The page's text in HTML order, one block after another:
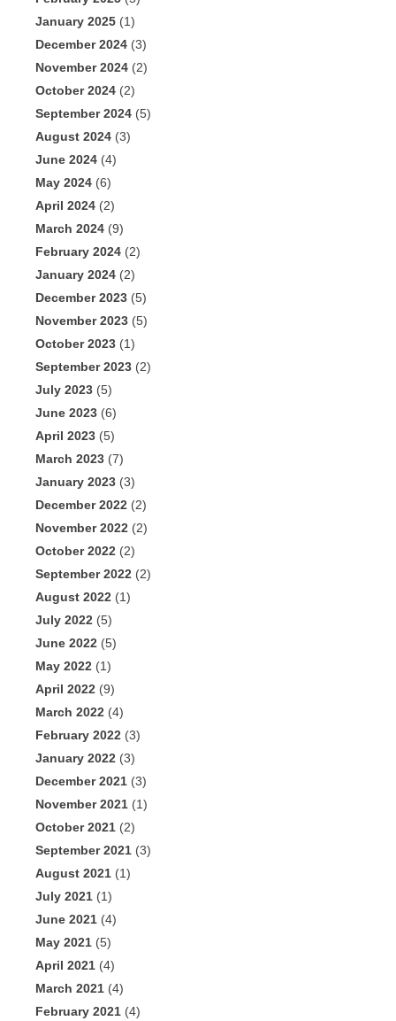
January 2025 (1)
December 2024 (3)
November 2024 (2)
October 2024 (2)
September 2024 (5)
August 2024 (3)
June 2024 (4)
May 2024 (6)
April 2024 (2)
March 2024 (9)
February 2024 (2)
January 2024 (2)
December 2023 (5)
November 2023 (5)
October 2023 (1)
September 2023 (2)
July 2023 (5)
June 2023 (6)
April 2023 (5)
March 2023 (7)
January 2023 (3)
December 2022 (2)
November 2022 (2)
October 2022 (2)
September 2022 (2)
August 2022 (1)
July 2022 (5)
June 2022 (5)
May 2022 (1)
April 2022 (9)
March 2022 (4)
February 2022 (3)
January 2022 (3)
December 2021 (3)
November 2021 (1)
October 2021 (2)
September 2021 (3)
August 2021 (1)
July 2021 (1)
June 2021 (4)
May 2021 (5)
April 2021 (4)
March 2021 (4)
February 2021 (4)